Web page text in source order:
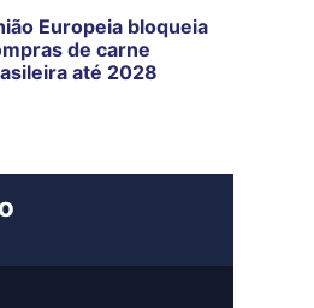
Europeia bloqueia
de carne
até 2028